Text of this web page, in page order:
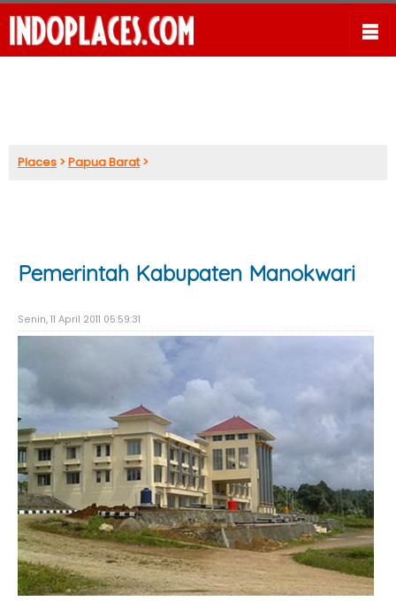
Places >Papua Barat>
Pemerintah Kabupaten Manokwari
Senin, 11 April 2011 05:59:31